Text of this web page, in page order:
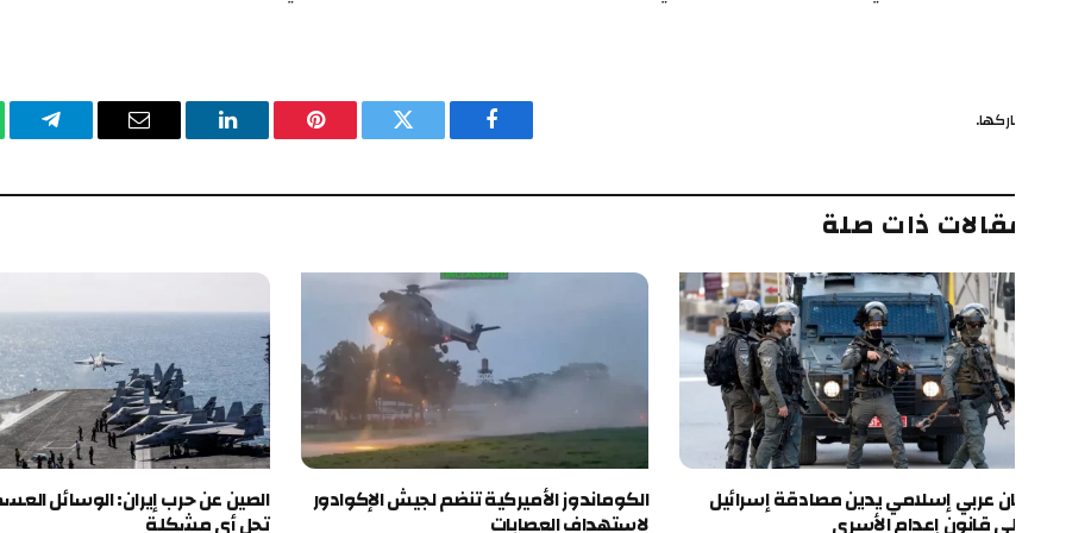
فيسبوكتويتر بينتيريستلينكدإن البريد
تيلقرام
ذات صلة
عربي إسلامي يدين مصادقة إسرائيل
قانون إعدام الأسرى
الكوماندوز الأميركية تنضم لجيش الإكوادور
لاستهداف العصابات
الصين عن حرب إيران: الوسائل العسكرية لا
تحل أي مشكلة